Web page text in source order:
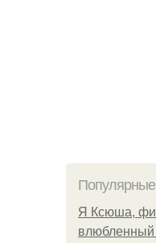
Я Ксюша,
влюбленный